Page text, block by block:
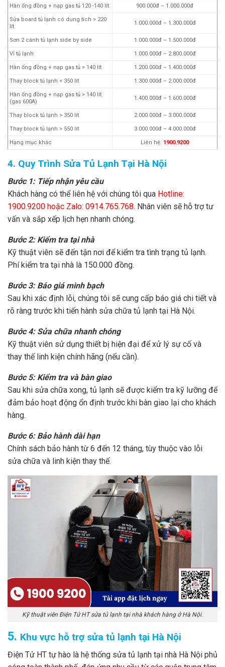
Hàn ống đồng + nạp gas tủ 120 -140 lít 900.000đ – 1.000.000đ
Sửa board tủ lạnh có dung tích > 220
lít
1.000.000đ – 1.300.000đ
Sơn 2 cánh tủ lạnh side by side 1.000.000đ – 1.500.000đ
Vỉ tủ lạnh 1.000.000đ – 2.800.000đ
Hàn ống đồng + nạp gas tủ > 140 lít 1.200.000đ – 1.400.000đ
Thay block tủ lạnh < 350 lít 1.300.000đ – 2.000.000đ
Hàn ống đồng + nạp gas tủ > 140 lít
(gas 600A)
1.400.000đ – 1.600.000đ
Thay block tủ lạnh > 350 lít 2.000.000đ – 3.000.000đ
Thay block tủ lạnh > 550 lít 3.000.000đ – 4.000.000đ
Hạng mục khác Liên hệ: 1900.9200
4. Quy Trình Sửa Tủ Lạnh Tại Hà Nội
Bước 1: Tiếp nhận yêu cầu
Khách hàng có thể liên hệ với chúng tôi qua Hotline:
1900.9200 hoặc Zalo: 0914.765.768. Nhân viên sẽ hỗ trợ tư
vấn và sắp xếp lịch hẹn nhanh chóng.
Bước 2: Kiểm tra tại nhà
Kỹ thuật viên sẽ đến tận nơi để kiểm tra tình trạng tủ lạnh.
Phí kiểm tra tại nhà là 150.000 đồng.
Bước 3: Báo giá minh bạch
Sau khi xác định lỗi, chúng tôi sẽ cung cấp báo giá chi tiết và
rõ ràng trước khi tiến hành sửa chữa tủ lạnh tại Hà Nội.
Bước 4: Sửa chữa nhanh chóng
Kỹ thuật viên sử dụng thiết bị hiện đại để xử lý sự cố và
thay thế linh kiện chính hãng (nếu cần).
Bước 5: Kiểm tra và bàn giao
Sau khi sửa chữa xong, tủ lạnh sẽ được kiểm tra kỹ lưỡng để
đảm bảo hoạt động ổn định trước khi bàn giao lại cho khách
hàng.
Bước 6: Bảo hành dài hạn
Chính sách bảo hành từ 6 đến 12 tháng, tùy thuộc vào lỗi
sửa chữa và linh kiện thay thế.
Kỹ thuật viên Điện Tử HT sửa tủ lạnh tại nhà khách hàng ở Hà Nội.
5. Khu vực hỗ trợ sửa tủ lạnh tại Hà Nội
Điện Tử HT tự hào là hệ thống sửa tủ lạnh tại nhà Hà Nội phủ